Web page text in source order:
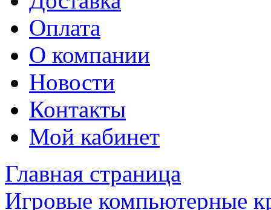
Оплата
О компании
Новости
Контакты
Мой кабинет
Главная страница
Игровые компьютерные